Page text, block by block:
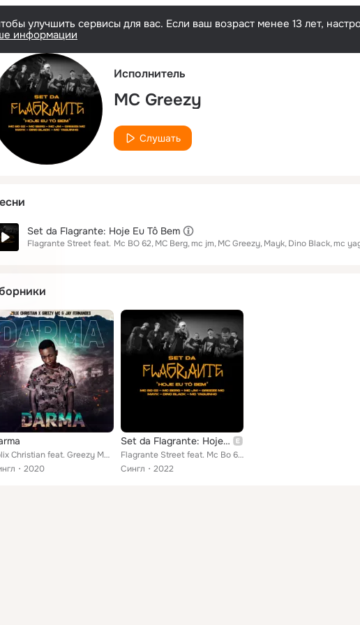
улучшить сервисы для вас. Если ваш возраст менее 13 лет,
информации
Исполнитель
MC Greezy
Слушать
Set da Flagrante: Hoje Eu Tô Bem
Flagrante Street feat. Mc BO 62 MC Berg mc jm MC Greezy Mayk Dino Black mc
Jolix Christian feat. Greezy MC, Jay Fernandes
2020
Set da Flagrante: Hoje Eu Tô Bem
Flagrante Street feat. Mc Bo 62, Mc Berg, Mc JM, Mc Greezy, Mayk, Dino Black, Mc Yaguin
Сингл
2022